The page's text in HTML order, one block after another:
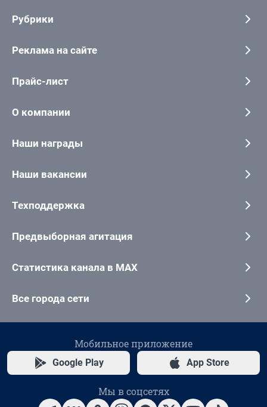
Рубрики
Реклама на сайте
Прайс-лист
О компании
Наши награды
Наши вакансии
Техподдержка
Предвыборная агитация
Статистика канала в MAX
Все города сети
Мобильное приложение
Google Play App Store
Мы в соцсетях